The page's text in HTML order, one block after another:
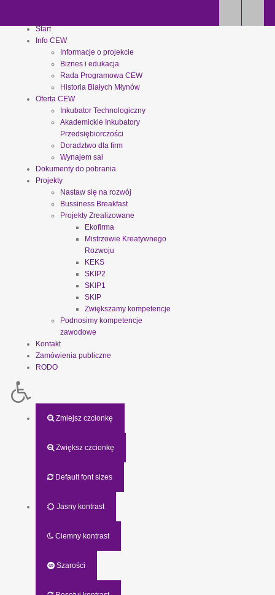
Start
Info CEW
Informacje o projekcie
Biznes i edukacja
Rada Programowa CEW
Historia Białych Młynów
Oferta CEW
Inkubator Technologiczny
Akademickie Inkubatory
Przedsiębiorczości
Doradztwo dla firm
Wynajem sal
Dokumenty do pobrania
Projekty
Nastaw się na rozwój
Bussiness Breakfast
Projekty Zrealizowane
Ekofirma
Mistrzowie Kreatywnego
Rozwoju
KEKS
SKIP2
SKIP1
SKIP
Zwiększamy kompetencje
Podnosimy kompetencje
zawodowe
Kontakt
Zamówienia publiczne
RODO
Zmiejsz czcionkę
Zwiększ czcionkę
Default font sizes
Jasny kontrast
Ciemny kontrast
Szarości